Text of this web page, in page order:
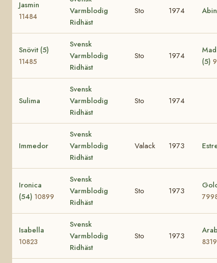
Jasmin
11484
Varmblodig
Ridhäst
Sto 1974
Snövit (5)
11485
Svensk
Varmblodig
Ridhäst
Sto 1974
(5)
Sulima
Svensk
Varmblodig
Ridhäst
Sto 1974
Immedor
Svensk
Varmblodig
Ridhäst
Valack 1973
Ironica
(54) 10899
Svensk
Varmblodig
Ridhäst
Sto 1973
Isabella
10823
Svensk
Varmblodig
Ridhäst
Sto 1973
8319